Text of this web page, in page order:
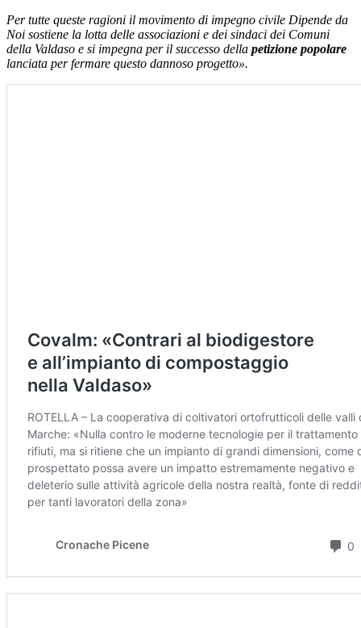
Per tutte queste ragioni il movimento di impegno civile Dipende da
Noi sostiene la lotta delle associazioni e dei sindaci dei Comuni
della Valdaso e si impegna per il successo della petizione popolare
lanciata per fermare questo dannoso progetto».